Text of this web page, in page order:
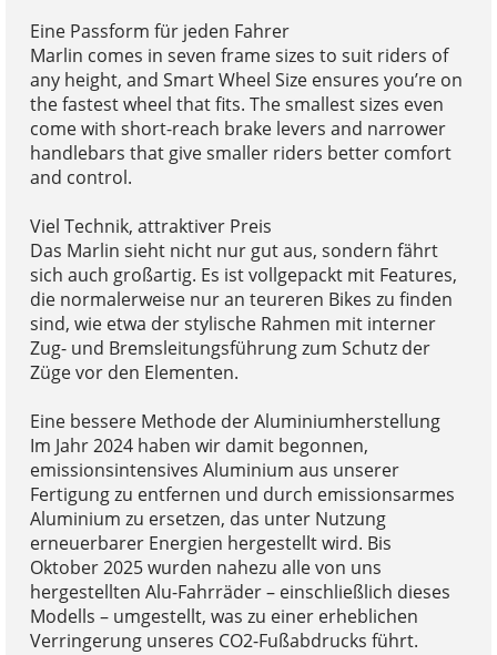
Eine Passform für jeden Fahrer
Marlin comes in seven frame sizes to suit riders of
any height, and Smart Wheel Size ensures you’re on
the fastest wheel that fits. The smallest sizes even
come with short-reach brake levers and narrower
handlebars that give smaller riders better comfort
and control.
Viel Technik, attraktiver Preis
Das Marlin sieht nicht nur gut aus, sondern fährt
sich auch großartig. Es ist vollgepackt mit Features,
die normalerweise nur an teureren Bikes zu finden
sind, wie etwa der stylische Rahmen mit interner
Zug- und Bremsleitungsführung zum Schutz der
Züge vor den Elementen.
Eine bessere Methode der Aluminiumherstellung
Im Jahr 2024 haben wir damit begonnen,
emissionsintensives Aluminium aus unserer
Fertigung zu entfernen und durch emissionsarmes
Aluminium zu ersetzen, das unter Nutzung
erneuerbarer Energien hergestellt wird. Bis
Oktober 2025 wurden nahezu alle von uns
hergestellten Alu-Fahrräder – einschließlich dieses
Modells – umgestellt, was zu einer erheblichen
Verringerung unseres CO2-Fußabdrucks führt.